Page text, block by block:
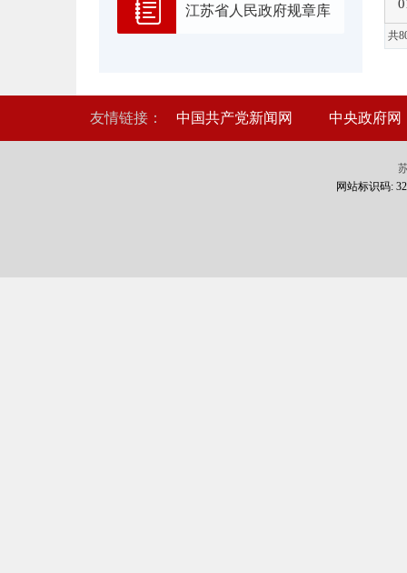
江苏省人民政府规章库
共
友情链接： 中国共产党新闻网 中央政府网
网站标识码: